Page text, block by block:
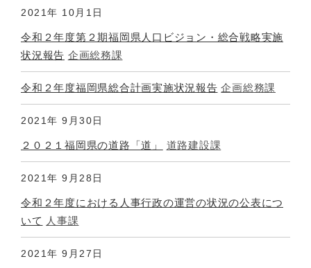
2021年 10月1日
令和２年度第２期福岡県人口ビジョン・総合戦略実施
状況報告 企画総務課
令和２年度福岡県総合計画実施状況報告 企画総務課
2021年 9月30日
２０２１福岡県の道路「道」 道路建設課
2021年 9月28日
令和２年度における人事行政の運営の状況の公表につ
いて 人事課
2021年 9月27日